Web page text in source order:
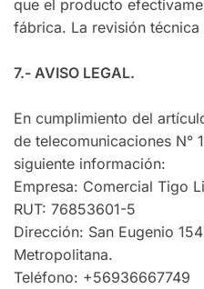
que el producto
fábrica. La revisión
7.- AVISO LEGAL.
En cumplimiento del
de telecomunicaciones N°
siguiente información:
Empresa: Comercial Tigo
RUT: 76853601-5
Dirección: San Eugenio
Metropolitana.
Teléfono: +56936667749